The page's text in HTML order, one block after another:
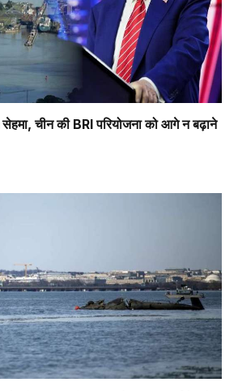
चीन की BRI परियोजना को आगे न बढ़ाने